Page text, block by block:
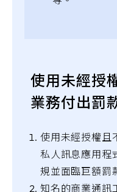
使用未經授
業務付出罰
使用未經授權且
私人訊息應用程
規並面臨巨額罰
知名的商業通訊